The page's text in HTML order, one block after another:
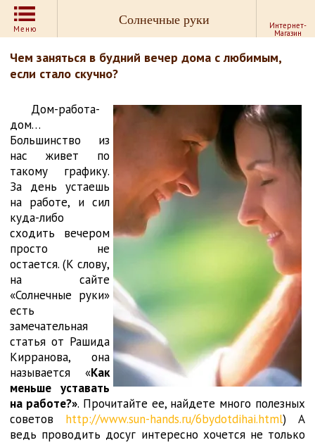
Меню
Солнечные руки Интернет-
Магазин
Чем заняться в будний вечер дома с любимым,
если стало скучно?
Дом-работа-
дом…
Большинство из
нас живет по
такому графику.
За день устаешь
на работе, и сил
куда-либо
сходить вечером
просто не
остается. (К слову,
на сайте
«Солнечные руки»
есть
замечательная
статья от Рашида
Кирранова, она
называется «Как
меньше уставать
на работе?». Прочитайте ее, найдете много полезных
советов http://www.sun-hands.ru/6bydotdihai.html) А
ведь проводить досуг интересно хочется не только